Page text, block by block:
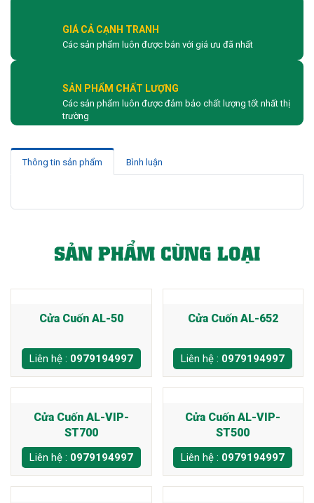
GIÁ CẢ CẠNH TRANH
Các sản phẩm luôn được bán với giá ưu đã nhất
SẢN PHẨM CHẤT LƯỢNG
Các sản phẩm luôn được đảm bảo chất lượng tốt nhất thị
trường
Thông tin sản phẩm Bình luận
SẢN PHẨM CÙNG LOẠI
Cửa Cuốn AL-50
Liên hệ : 0979194997
Cửa Cuốn AL-652
Liên hệ : 0979194997
Cửa Cuốn AL-VIP-
ST700
Liên hệ : 0979194997
Cửa Cuốn AL-VIP-
ST500
Liên hệ : 0979194997